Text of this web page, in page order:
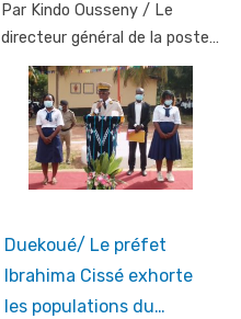
Par Kindo Ousseny / Le
directeur général de la poste…
Duekoué/ Le préfet
Ibrahima Cissé exhorte
les populations du…